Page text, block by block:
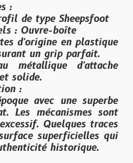
:
de type Sheepsfoot
: Ouvre-boîte
d'origine en plastique
un grip parfait.
métallique d'attache
solide.
:
avec une superbe
Les mécanismes sont
Quelques traces
superficielles qui
historique.